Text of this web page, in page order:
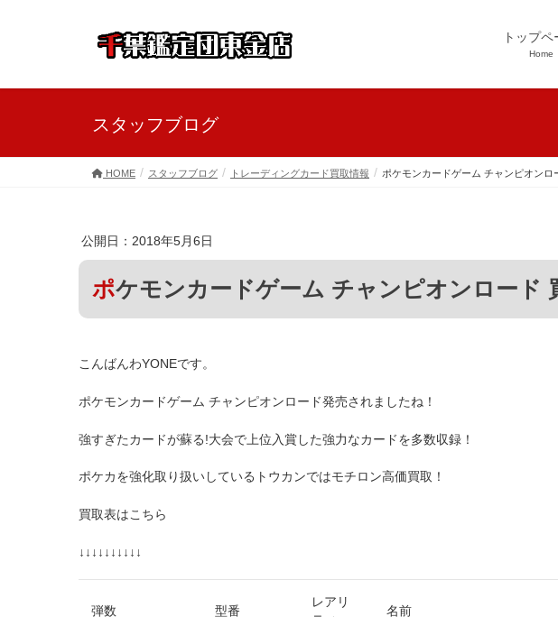
トップペ
Home
スタッフブログ
HOME スタッフブログ トレーディングカード買取情報 ポケモンカードゲーム チャンピオンロ
公開日：2018年5月6日
ポケモンカードゲーム チャンピオンロード
こんばんわYONEです。
ポケモンカードゲーム チャンピオンロード発売されましたね！
強すぎたカードが蘇る!大会で上位入賞した強力なカードを多数収録！
ポケカを強化取り扱いしているトウカンではモチロン高価買取！
買取表はこちら
↓↓↓↓↓↓↓↓↓↓
弾数 型番
レアリ
名前